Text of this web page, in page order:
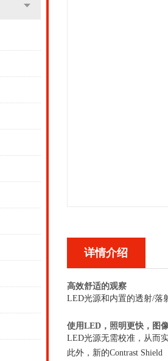
详情介绍
高效舒适的观察
LED光源和内置的透射/落
使用LED，照明更快，图
LED光源无需校准，从而
此外，新的Contrast